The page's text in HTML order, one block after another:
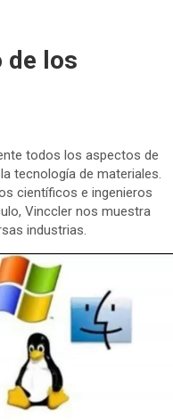
de los
todos los aspectos de
tecnología de materiales.
científicos e ingenieros
Vinccler nos muestra
industrias.